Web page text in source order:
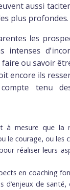
aussi
plus profondes.
les
intenses
ou savoir
encore ils
tenu
à mesure que la
le courage, ou les
réaliser leurs
en coaching
de